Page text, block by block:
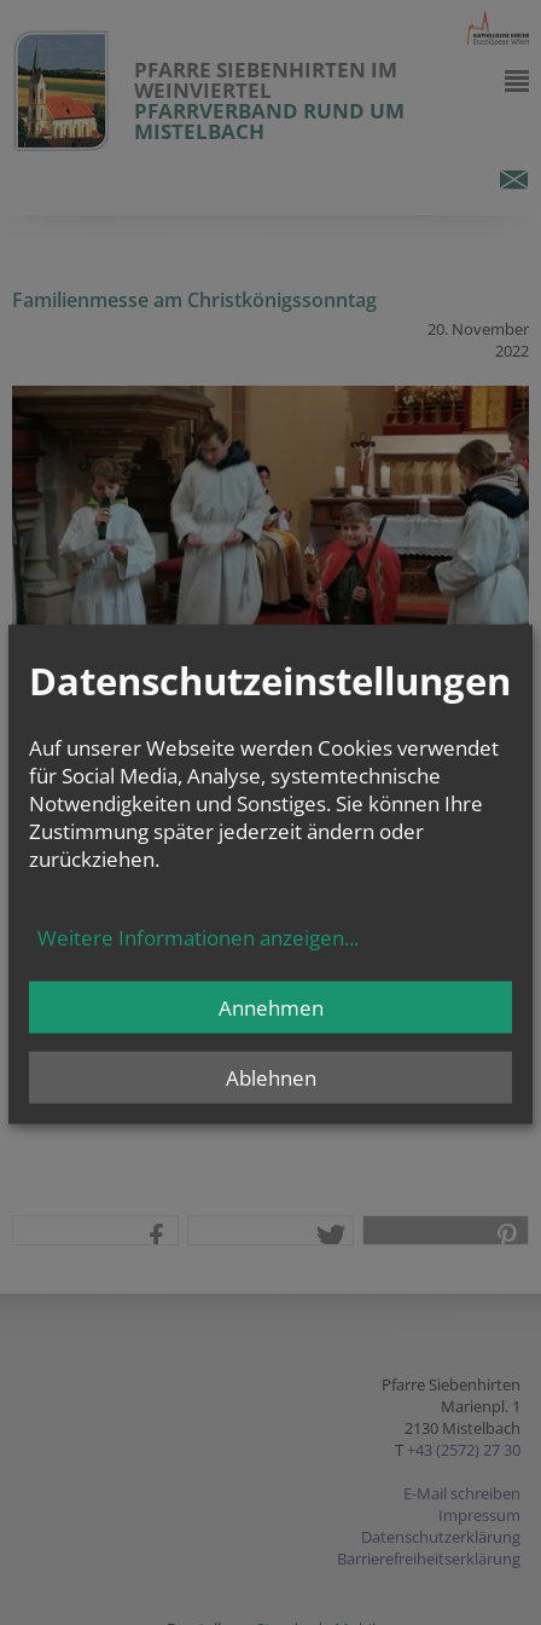
PFARRE SIEBENHIRTEN IM
WEINVIERTEL
PFARRVERBAND RUND UM
MISTELBACH
Familienmesse am Christkönigssonntag
20. November
2022
Am Christkönigssonntag feiern wir immer eine Familienmesse mit
rhytmischen Liedern. Zuerst zog der König mit seinem Gefolge ein.
Später wurden seine Symbole Krone, Zepter, Schwert und Thron
ausgetauscht auf ein Freundschaftsband, Herz, Friedenstaube und Brot.
Pfarre Siebenhirten
Marienpl. 1
2130 Mistelbach
T +43 (2572) 27 30
E-Mail schreiben
Impressum
Datenschutzerklärung
Barrierefreiheitserklärung
Datenschutzeinstellungen
Auf unserer Webseite werden Cookies verwendet
für Social Media, Analyse, systemtechnische
Notwendigkeiten und Sonstiges. Sie können Ihre
Zustimmung später jederzeit ändern oder
zurückziehen.
Weitere Informationen anzeigen...
Ablehnen
Annehmen